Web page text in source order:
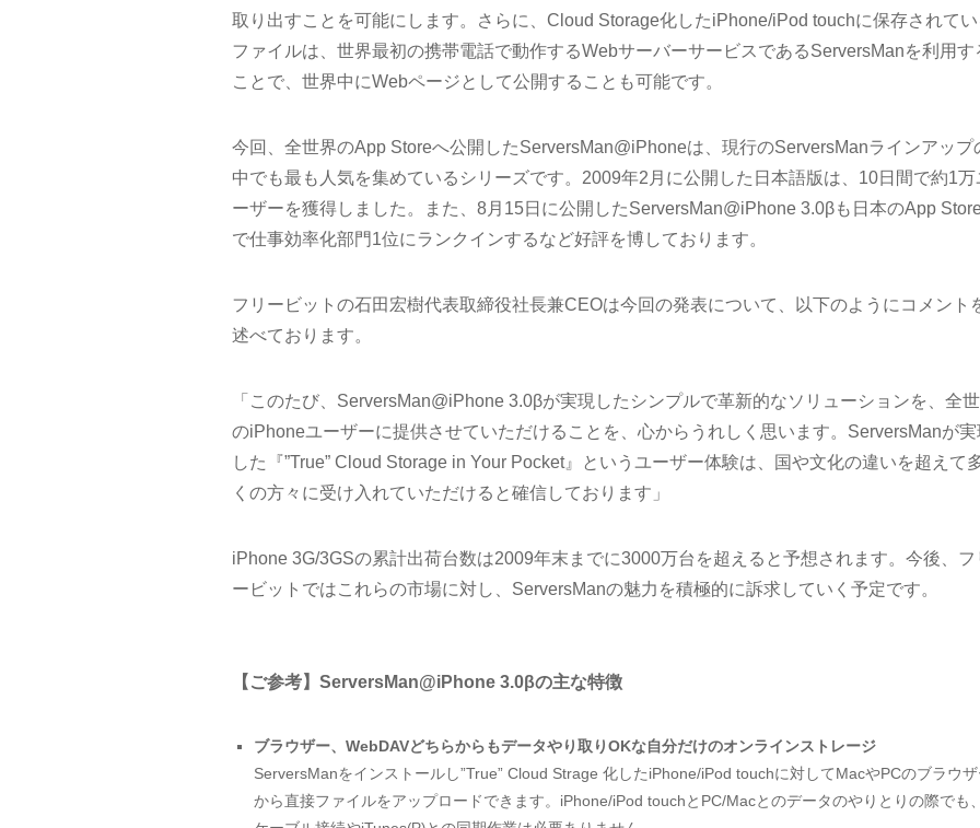
取り出すことを可能にします。さらに、Cloud Storage化したiPhone/iPod touchに保存されてい
ファイルは、世界最初の携帯電話で動作するWebサーバーサービスであるServersManを利用す
ことで、世界中にWebページとして公開することも可能です。
今回、全世界のApp Storeへ公開したServersMan@iPhoneは、現行のServersManラインアップ
中でも最も人気を集めているシリーズです。2009年2月に公開した日本語版は、10日間で約1万
ーザーを獲得しました。また、8月15日に公開したServersMan@iPhone 3.0βも日本のApp
で仕事効率化部門1位にランクインするなど好評を博しております。
フリービットの石田宏樹代表取締役社長兼CEOは今回の発表について、以下のようにコメント
述べております。
「このたび、ServersMan@iPhone 3.0βが実現したシンプルで革新的なソリューションを、全
のiPhoneユーザーに提供させていただけることを、心からうれしく思います。ServersManが実
した『”True” Cloud Storage in Your Pocket』というユーザー体験は、国や文化の違いを超えて
くの方々に受け入れていただけると確信しております」
iPhone 3G/3GSの累計出荷台数は2009年末までに3000万台を超えると予想されます。今後、フ
ービットではこれらの市場に対し、ServersManの魅力を積極的に訴求していく予定です。
【ご参考】ServersMan@iPhone 3.0βの主な特徴
ブラウザー、WebDAVどちらからもデータやり取りOKな自分だけのオンラインストレージ
ServersManをインストールし”True” Cloud Strage 化したiPhone/iPod touchに対してMacやPCのブラウザ
から直接ファイルをアップロードできます。iPhone/iPod touchとPC/Macとのデータのやりとりの際でも、